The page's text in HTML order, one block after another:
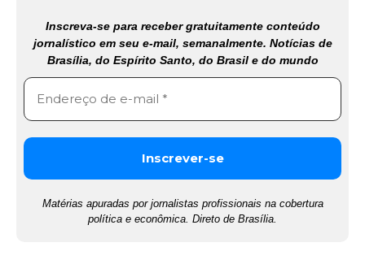
Inscreva-se para receber gratuitamente conteúdo
jornalístico em seu e-mail, semanalmente. Notícias de
Brasília, do Espírito Santo, do Brasil e do mundo
Matérias apuradas por jornalistas profissionais na cobertura
política e econômica. Direto de Brasília.